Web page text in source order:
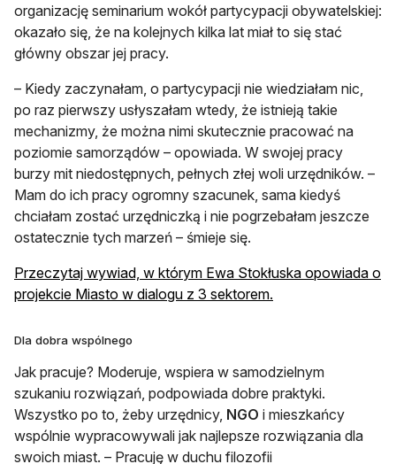
organizację seminarium wokół partycypacji obywatelskiej:
okazało się, że na kolejnych kilka lat miał to się stać
główny obszar jej pracy.
– Kiedy zaczynałam, o partycypacji nie wiedziałam nic,
po raz pierwszy usłyszałam wtedy, że istnieją takie
mechanizmy, że można nimi skutecznie pracować na
poziomie samorządów – opowiada. W swojej pracy
burzy mit niedostępnych, pełnych złej woli urzędników. –
Mam do ich pracy ogromny szacunek, sama kiedyś
chciałam zostać urzędniczką i nie pogrzebałam jeszcze
ostatecznie tych marzeń – śmieje się.
Przeczytaj wywiad, w którym Ewa Stokłuska opowiada o
projekcie Miasto w dialogu z 3 sektorem.
Dla dobra wspólnego
Jak pracuje? Moderuje, wspiera w samodzielnym
szukaniu rozwiązań, podpowiada dobre praktyki.
Wszystko po to, żeby urzędnicy, NGO i mieszkańcy
wspólnie wypracowywali jak najlepsze rozwiązania dla
swoich miast. – Pracuję w duchu filozofii